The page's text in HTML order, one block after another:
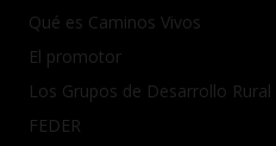
Qué es Caminos Vivos
El promotor
Los Grupos de Desarrollo Rural
FEDER